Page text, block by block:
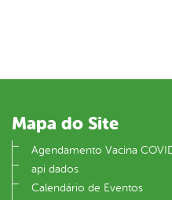
Mapa do Site
Agendamento Vacina
api dados
Calendário de Eventos